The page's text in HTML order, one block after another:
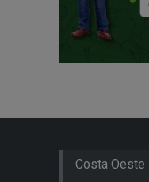
Costa Oeste